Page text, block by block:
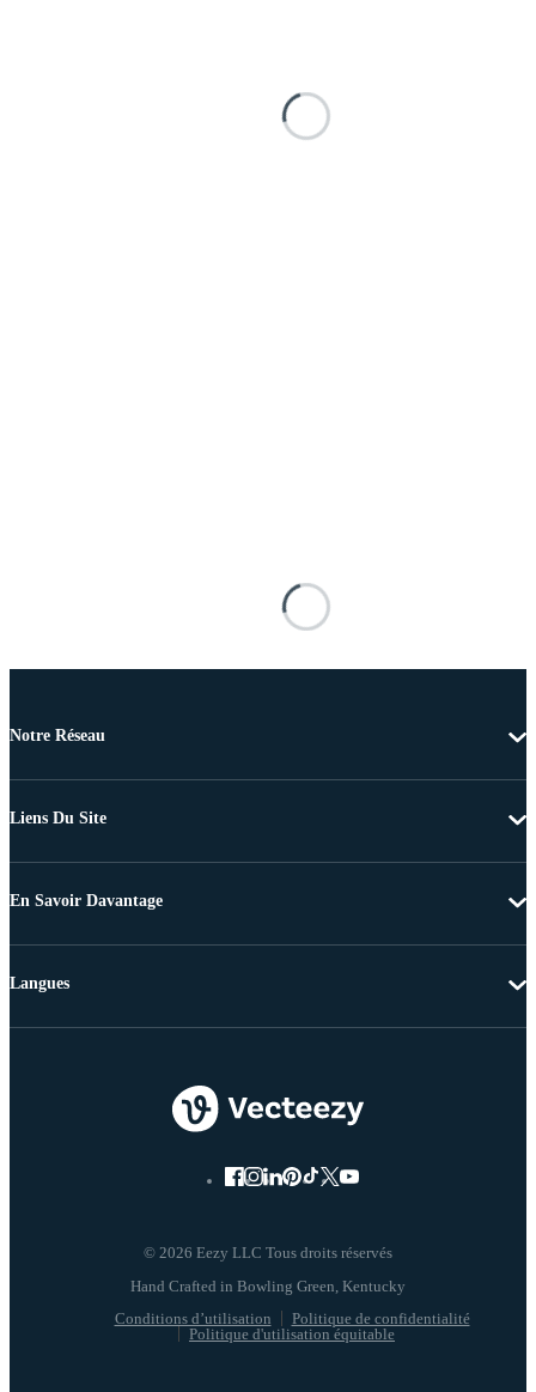
Notre Réseau
Liens Du Site
En Savoir Davantage
© 2026 Eezy LLC Tous droits réservés
Conditions d’utilisation
Politique de confidentialité
Politique d'utilisation équitable
Langues